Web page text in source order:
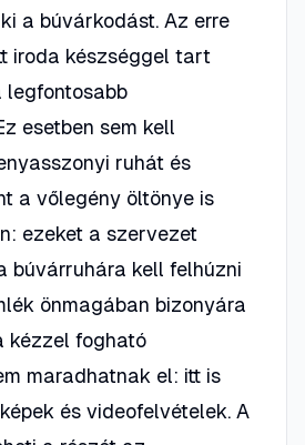
a búvárkodást. Az erre
iroda készséggel tart
legfontosabb
esetben sem kell
ruhát és
a vőlegény öltönye is
ezeket a szervezet
búvárruhára kell felhúzni
önmagában bizonyára
kézzel fogható
maradhatnak el: itt is
és videofelvételek. A